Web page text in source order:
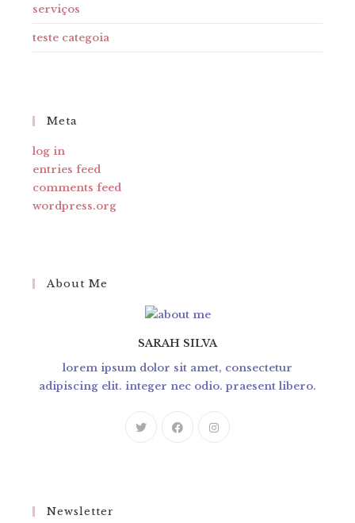
serviços
teste categoia
Meta
log in
entries feed
comments feed
wordpress.org
About Me
SARAH SILVA
lorem ipsum dolor sit amet, consectetur
adipiscing elit. integer nec odio. praesent libero.
Newsletter